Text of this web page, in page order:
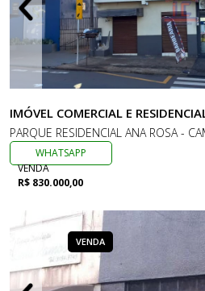
IMÓVEL COMERCIAL E
PARQUE RESIDENCIAL ANA ROSA -
WHATSAPP
VENDA
R$ 830.000,00
VENDA